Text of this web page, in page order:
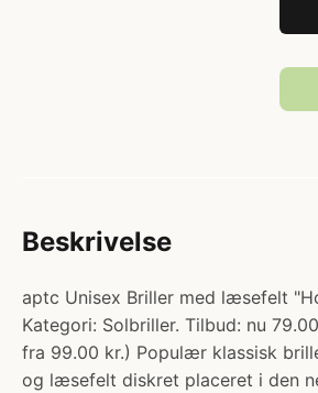
Beskrivelse
aptc Unisex Briller med læsefelt
Kategori: Solbriller. Tilbud: nu
fra 99.00 kr.) Populær klassisk
og læsefelt diskret placeret i den